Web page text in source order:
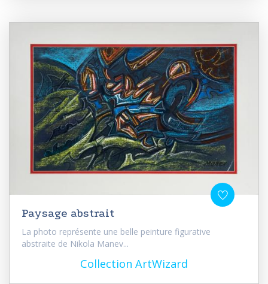
Paysage abstrait
La photo représente une belle peinture figurative
abstraite de Nikola Manev...
Collection ArtWizard